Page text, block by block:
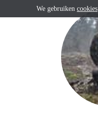
We gebruiken cookies